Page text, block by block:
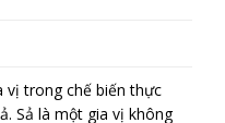
vị trong chế biến thực
Sả là một gia vị không